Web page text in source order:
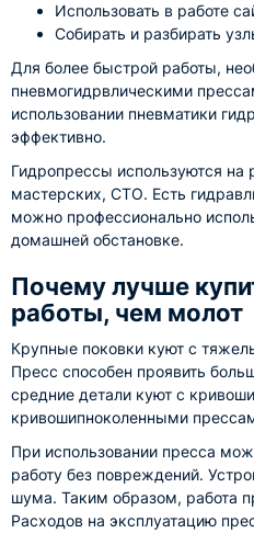
Использовать в работе
Собирать и разбирать
Для более быстрой работы,
пневмогидрвлическими
использовании пневматики
эффективно.
Гидропрессы используются на
мастерских, СТО. Есть
можно профессионально
домашней обстановке.
Почему лучше
работы, чем молот
Крупные поковки куют с
Пресс способен проявить
средние детали куют с
кривошипноколенными
При использовании пресса
работу без повреждений.
шума. Таким образом, работа
Расходов на эксплуатацию